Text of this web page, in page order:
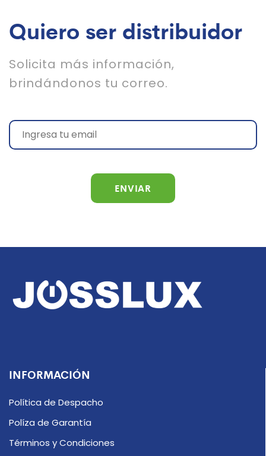
Quiero ser distribuidor
Solicita más información,
brindándonos tu correo.
INFORMACIÓN
Política de Despacho
Políza de Garantía
Términos y Condiciones